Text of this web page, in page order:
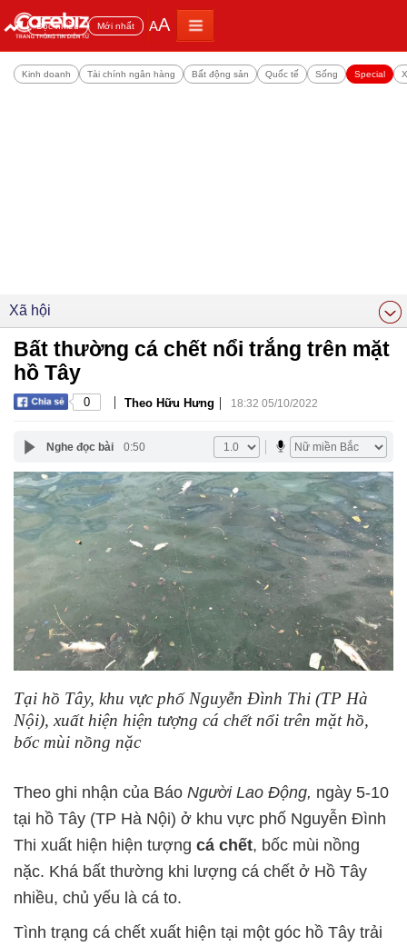
Đọc nhiều Mới nhất AA
Kinh doanh Tài chính ngân hàng Bất động sản Quốc tế Sống Special
Xã hội
Bất thường cá chết nổi trắng trên mặt
hồ Tây
0 | Theo Hữu Hưng | 18:32 05/10/2022
Nghe đọc bài 0:50
Tại hồ Tây, khu vực phố Nguyễn Đình Thi (TP Hà
Nội), xuất hiện hiện tượng cá chết nổi trên mặt hồ,
bốc mùi nồng nặc
Theo ghi nhận của Báo Người Lao Động, ngày 5-10
tại hồ Tây (TP Hà Nội) ở khu vực phố Nguyễn Đình
Thi xuất hiện hiện tượng cá chết, bốc mùi nồng
nặc. Khá bất thường khi lượng cá chết ở Hồ Tây
nhiều, chủ yếu là cá to.
Tình trạng cá chết xuất hiện tại một góc hồ Tây trải